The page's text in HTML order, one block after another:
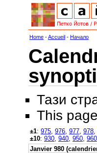
Home -Accueil - Начало
Тази
This
±1: 975 976 977 978
±10: 930 940 950 960
Janvier 980